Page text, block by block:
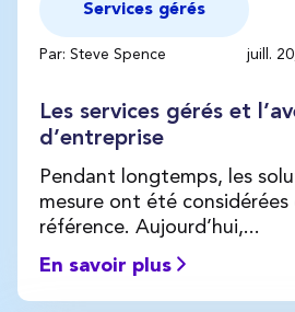
Services gérés
Par: Steve Spence juill.
Les services gérés et
d’entreprise
Pendant longtemps, les
mesure ont été considérées
référence. Aujourd’hui,...
En savoir plus